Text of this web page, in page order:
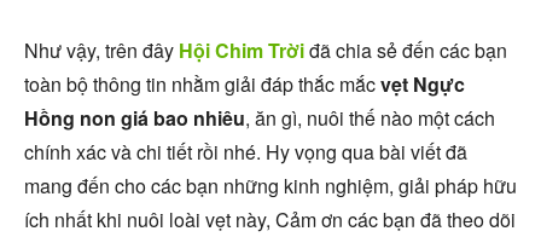
Như vậy, trên đây Hội Chim Trờiđã chia sẻ đến các bạn
toàn bộ thông tin nhằm giải đáp thắc mắcvẹt Ngực
Hồng non giá bao nhiêu, ăn gì, nuôi thế nào một cách
chính xác và chi tiết rồi nhé. Hy vọng qua bài viết đã
mang đến cho các bạn những kinh nghiệm, giải pháp hữu
ích nhất khi nuôi loài vẹt này, Cảm ơn các bạn đã theo dõi